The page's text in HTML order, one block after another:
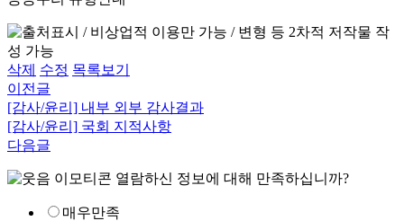
삭제 수정 목록보기
이전글
[감사/윤리] 내부 외부 감사결과
[감사/윤리] 국회 지적사항
다음글
열람하신 정보에 대해 만족하십니까?
매우만족